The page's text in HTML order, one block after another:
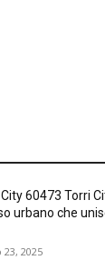
City 60473 Torri
urbano che
23, 2025